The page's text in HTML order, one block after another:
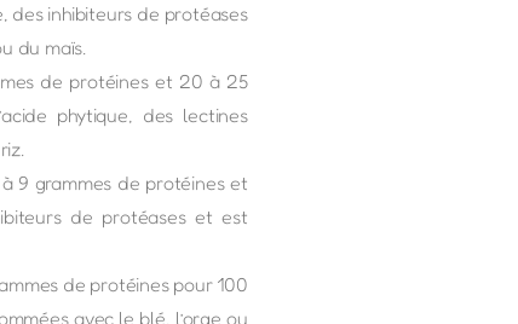
des inhibiteurs de protéases
du maïs.
de protéines et 20 à 25
phytique, des lectines
9 grammes de protéines et
de protéases et est
de protéines pour 100
avec le blé, l’orge ou